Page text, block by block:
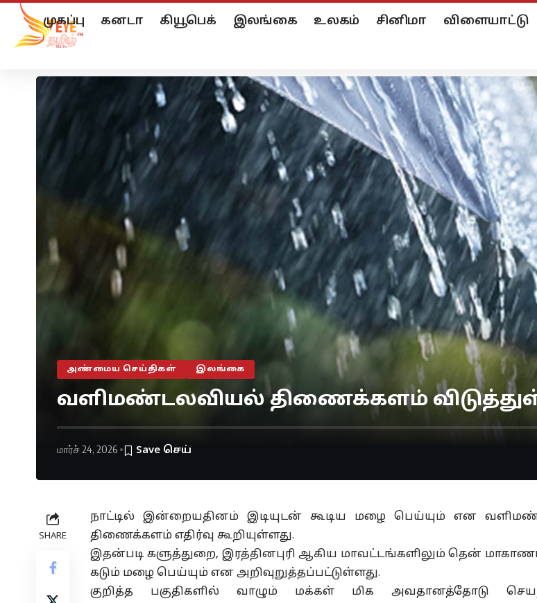
முகப்பு கனடா கியூபெக் இலங்கை உலகம் சினிமா விளையாட்டு
அண்மைய செய்திகள் இலங்கை
வளிமண்டலவியல் திணைக்களம் விடுத்துள்ள
மார்ச் 24, 2026
SHARE
நாட்டில் இன்றையதினம் இடியுடன் கூடிய மழை பெய்யும் என
திணைக்களம் எதிர்வு கூறியுள்ளது.
இதன்படி களுத்துறை, இரத்தினபுரி ஆகிய மாவட்டங்களிலும் தென்
கடும் மழை பெய்யும் என அறிவுறுத்தப்பட்டுள்ளது.
குறித்த பகுதிகளில் வாழும் மக்கள் மிக அவதானத்தோடு